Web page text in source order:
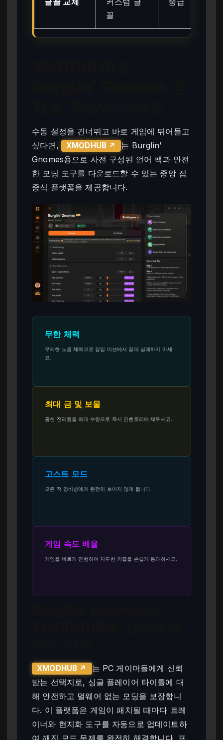
꼴
수동 설정을 건너뛰고 바로 게임에 뛰어들고
싶다면,
XMODHUB ↗
는 Burglin’
Gnomes용으로 사전 구성된 언어 팩과 안전
한 모딩 도구를 다운로드할 수 있는 중앙 집
중식 플랫폼을 제공합니다.
무한 체력
무제한 노움 체력으로 잠입 미션에서 절대 실패하지 마세
요.
최대 금 및 보물
훔친 전리품을 최대 수량으로 즉시 인벤토리에 채우세요.
고스트 모드
모든 적 경비병에게 완전히 보이지 않게 됩니다.
게임 속도 배율
게임을 빠르게 진행하여 지루한 퍼즐을 손쉽게 통과하세요.
XMODHUB ↗
는 PC 게이머들에게 신뢰
받는 선택지로, 싱글 플레이어 타이틀에 대
해 안전하고 멀웨어 없는 모딩을 보장합니
다. 이 플랫폼은 게임이 패치될 때마다 트레
이너와 현지화 도구를 자동으로 업데이트하
여 깨진 모드 문제를 완전히 해결합니다. 프